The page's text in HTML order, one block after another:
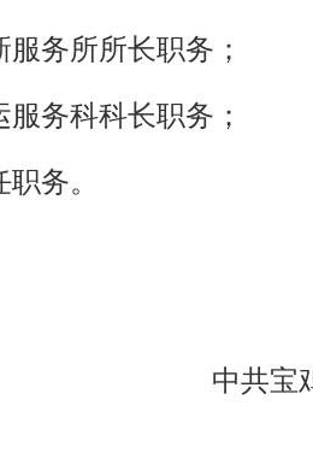
务所所长职务；
务科科长职务；
务。
中共宝鸡